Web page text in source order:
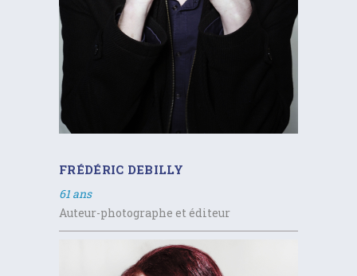
FRÉDÉRIC DEBILLY
61 ans
Auteur-photographe et éditeur